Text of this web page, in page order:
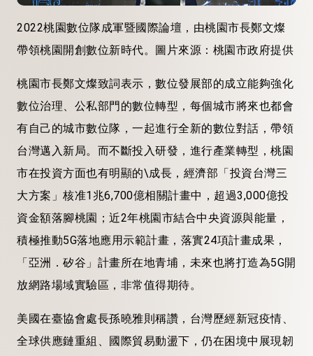
2022桃園數位隊成軍暨國際論壇，由桃園市長鄭文燦
帶領桃園開創數位新時代。圖片來源：桃園市政府提供
桃園市長鄭文燦致詞表示，數位發展部的成立能夠強化
數位治理、公私部門的數位轉型，每個城市將來也都會
有自己的城市數位隊，一起進行全新的數位對話，帶領
台灣邁入新局。而不斷投入研發，進行產業轉型，桃園
市在投資方面也有明顯的\成長，經濟部「投資台灣三
大方案」核准1兆6,700億相關計畫中，超過3,000億投
資金額落腳桃園；近2年桃園市結合中央資源與能量，
積極推動5G落地應用示範計畫，落實24項計畫成果，
「亞洲．矽谷」計畫所在地青埔，未來也將打造為5G開
放網路場域實驗區，非常值得期待。
美國在臺協會處長孫曉雅則稱讚，台灣歷經新冠疫情、
全球供應鏈重組、國際貿易動盪下，仍在困境中展現韌